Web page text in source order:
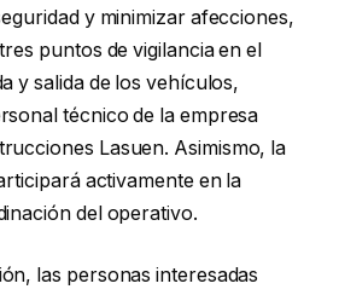
y minimizar afecciones,
puntos de vigilancia en el
y salida de los vehículos,
técnico de la empresa
Lasuen. Asimismo, la
activamente en la
del operativo.
las personas interesadas